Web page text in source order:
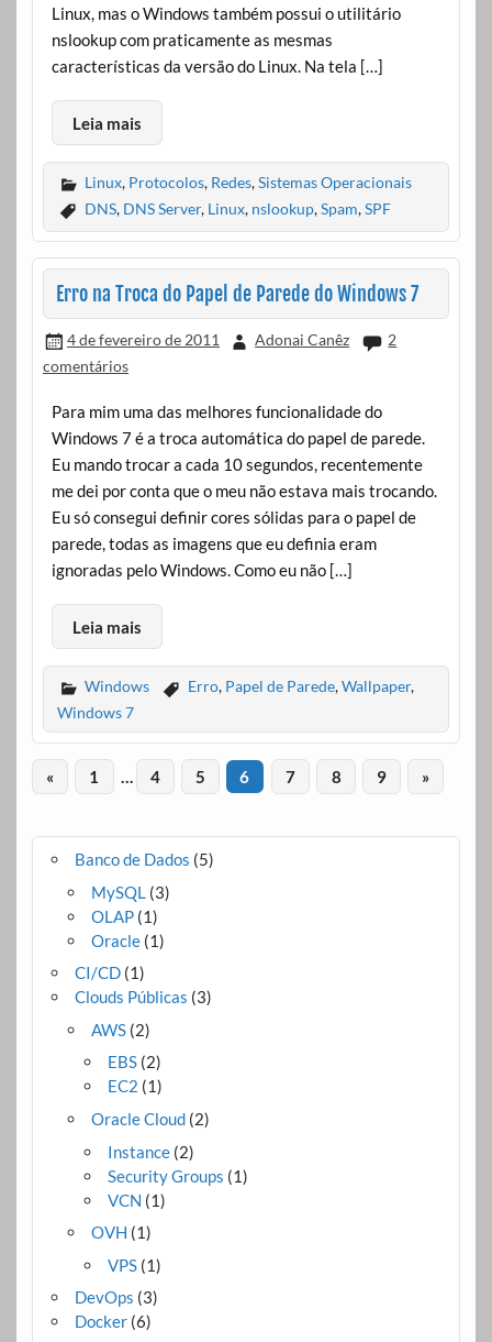
Linux, mas o Windows também possui o utilitário
nslookup com praticamente as mesmas
características da versão do Linux. Na tela […]
Leia mais
Linux, Protocolos, Redes,Sistemas Operacionais
DNS, DNS Server, Linux, nslookup,Spam,SPF
Erro na Troca do Papel de Parede do Windows 7
4 de fevereiro de 2011 Adonai Canêz
2
comentários
Para mim uma das melhores funcionalidade do
Windows 7 é a troca automática do papel de parede.
Eu mando trocar a cada 10 segundos, recentemente
me dei por conta que o meu não estava mais trocando.
Eu só consegui definir cores sólidas para o papel de
parede, todas as imagens que eu definia eram
ignoradas pelo Windows. Como eu não […]
Leia mais
Windows Erro, Papel de Parede,Wallpaper,
Windows 7
« 1 4 5 6 7 8 9 »
Banco de Dados (5)
MySQL (3)
OLAP(1)
Oracle(1)
CI/CD(1)
Clouds Públicas (3)
AWS(2)
EBS (2)
EC2 (1)
Oracle Cloud(2)
Instance (2)
Security Groups (1)
VCN (1)
OVH (1)
VPS (1)
DevOps (3)
Docker(6)